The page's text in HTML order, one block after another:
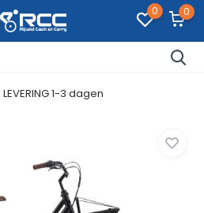
0 0
LEVERING 1-3 dagen